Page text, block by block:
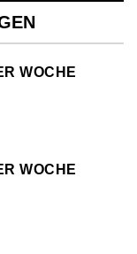
WOCHE (
WOCHE (